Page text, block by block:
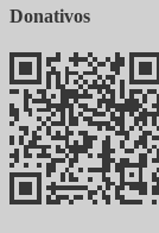
Donativos